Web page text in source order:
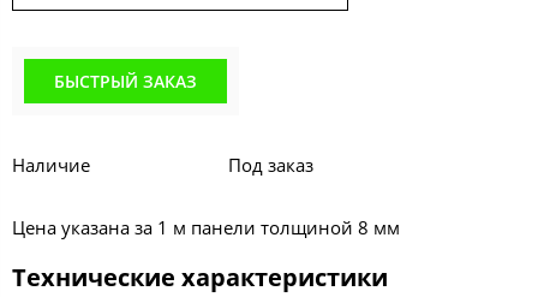
БЫСТРЫЙ ЗАКАЗ
Наличие Под заказ
Цена указана за 1 м панели толщиной 8 мм
Технические характеристики